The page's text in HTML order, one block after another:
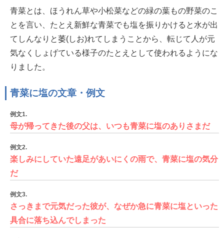
青菜とは、ほうれん草や小松菜などの緑の葉もの野菜のこ
とを言い、たとえ新鮮な青菜でも塩を振りかけると水が出
てしんなりと萎(しお)れてしまうことから、転じて人が元
気なくしょげている様子のたとえとして使われるようにな
りました。
青菜に塩の文章・例文
例文1.
母が帰ってきた後の父は、いつも青菜に塩のありさまだ
例文2.
楽しみにしていた遠足があいにくの雨で、青菜に塩の気分
だ
例文3.
さっきまで元気だった彼が、なぜか急に青菜に塩といった
具合に落ち込んでしまった